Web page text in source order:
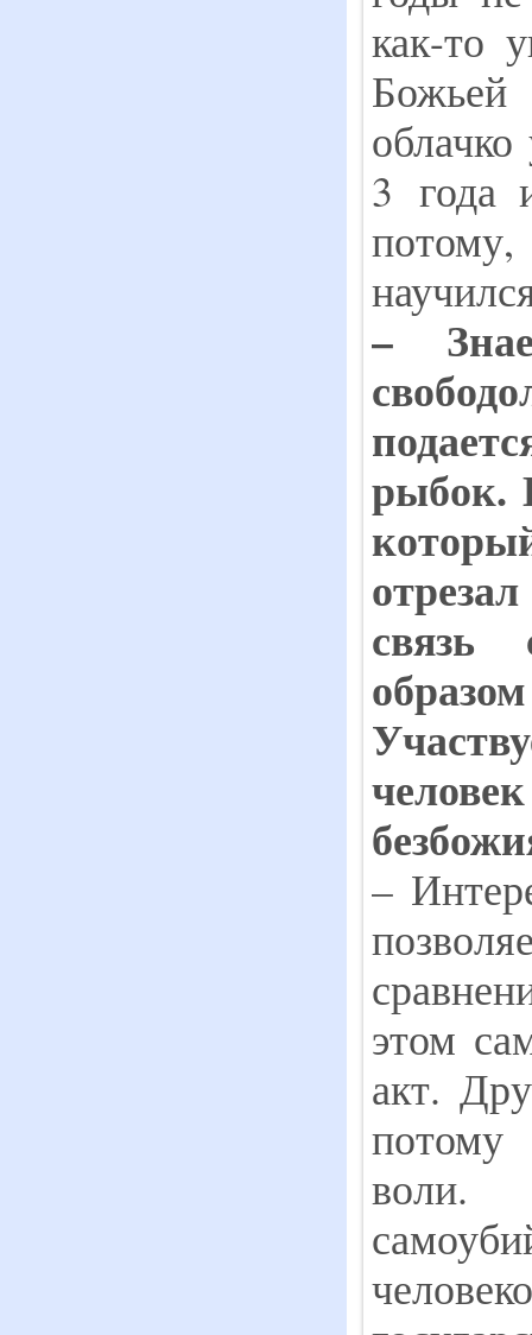
как-то
Божьей
3 года
–
рыбок.
отрезал
образом
У
–
этом
акт.